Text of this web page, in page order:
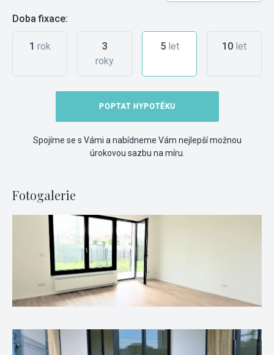
Doba fixace:
1 rok
3
roky
5let 10 let
POPTAT HYPOTÉKU
Spojíme se s Vámi a nabídneme Vám nejlepší možnou
úrokovou sazbu na míru.
Fotogalerie